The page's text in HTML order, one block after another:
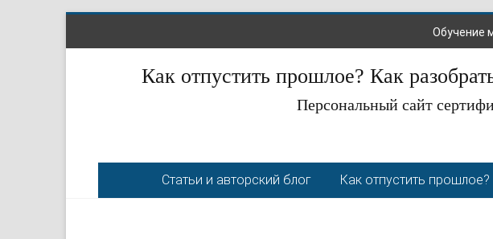
Обучение
Как отпустить прошлое? Как
Персональный сайт
Статьи и авторский блог Как отпустить прошлое?